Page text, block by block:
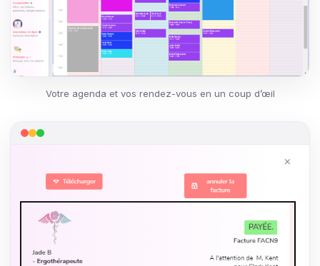
Votre agenda et vos rendez-vous en un coup d’œil